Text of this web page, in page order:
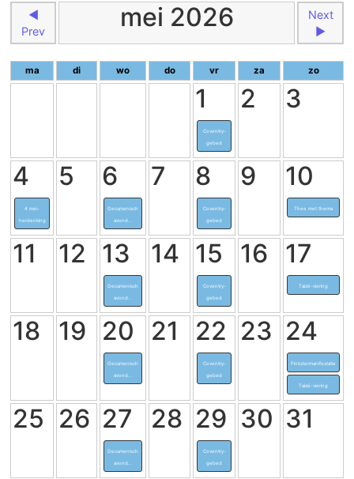
◄
Prev
mei 2026
Next
►
ma di wo do vr za zo
1
Coventry-
gebed
2 3
4
4 mei-
herdenking
5 6
Oecumenisch
avond...
7 8
Coventry-
gebed
9 10
Thee met thema
11 12 13
Oecumenisch
avond...
14 15
Coventry-
gebed
16 17
Taizé-viering
18 19 20
Oecumenisch
avond...
21 22
Coventry-
gebed
23 24
Pinkstermanifestatie
Taizé-viering
25 26 27
Oecumenisch
avond...
28 29
Coventry-
gebed
30 31